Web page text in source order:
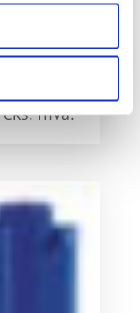
eks. mva.